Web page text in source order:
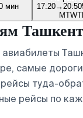
мин
17:20→ 20:50
MTWT
самые
туда-
рейсы по